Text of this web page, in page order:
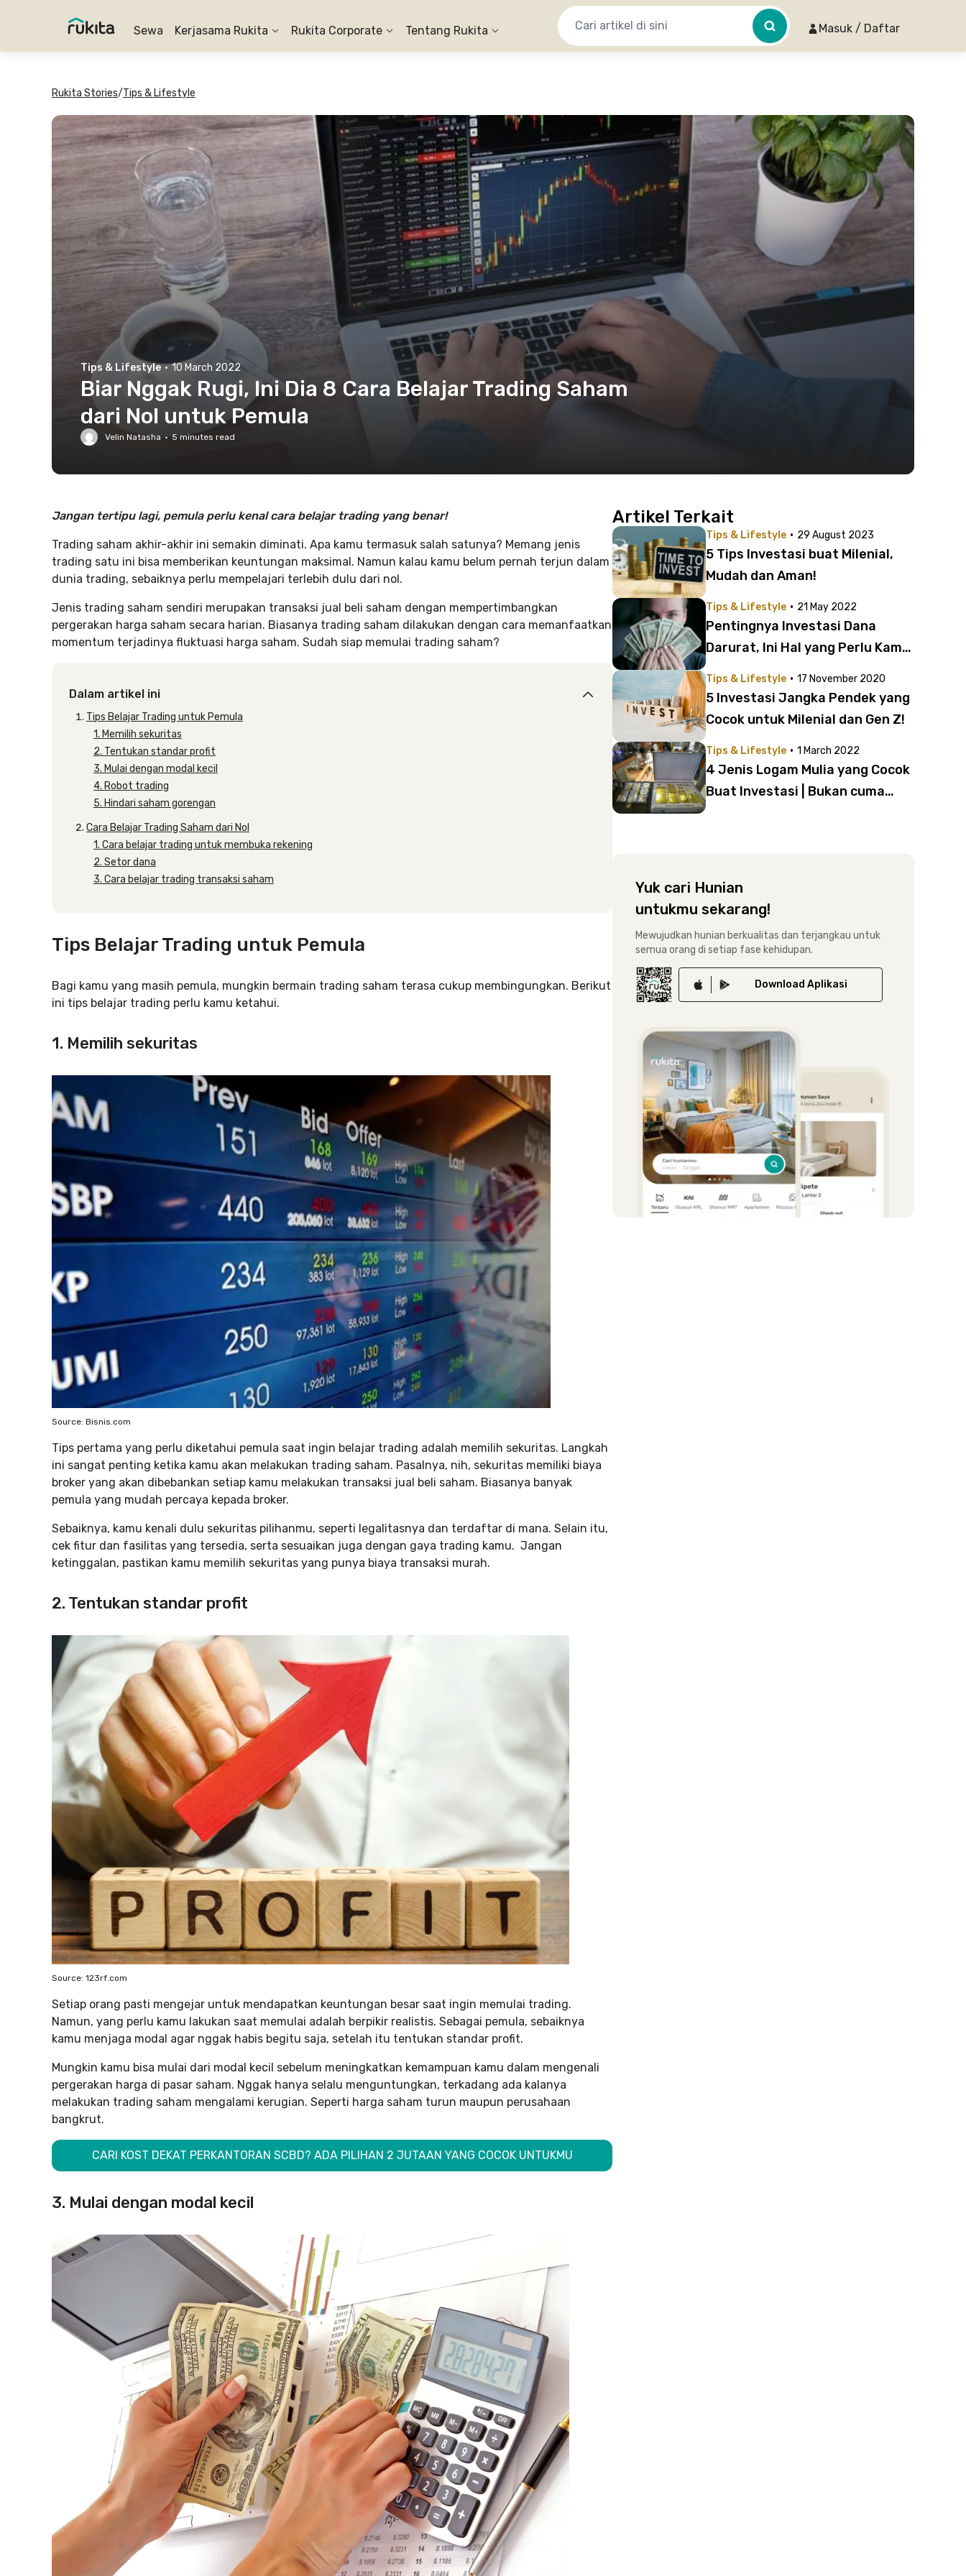
Sewa Kerjasama Rukita Rukita Corporate Tentang Rukita Masuk / Daftar
Rukita Stories/Tips & Lifestyle
Tips & Lifestyle · 10 March 2022
Biar Nggak Rugi, Ini Dia 8 Cara Belajar Trading Saham
dari Nol untuk Pemula
Velin Natasha · 5 minutes read
Jangan tertipu lagi, pemula perlu kenal cara belajar trading yang benar!
Trading saham akhir-akhir ini semakin diminati. Apa kamu termasuk salah satunya? Memang jenis
trading satu ini bisa memberikan keuntungan maksimal. Namun kalau kamu belum pernah terjun dalam
dunia trading, sebaiknya perlu mempelajari terlebih dulu dari nol.
Jenis trading saham sendiri merupakan transaksi jual beli saham dengan mempertimbangkan
pergerakan harga saham secara harian. Biasanya trading saham dilakukan dengan cara memanfaatkan
momentum terjadinya fluktuasi harga saham. Sudah siap memulai trading saham?
Dalam artikel ini
Tips Belajar Trading untuk Pemula
1. Memilih sekuritas
2. Tentukan standar profit
3. Mulai dengan modal kecil
4. Robot trading
5. Hindari saham gorengan
Cara Belajar Trading Saham dari Nol
1. Cara belajar trading untuk membuka rekening
2. Setor dana
3. Cara belajar trading transaksi saham
Tips Belajar Trading untuk Pemula
Bagi kamu yang masih pemula, mungkin bermain trading saham terasa cukup membingungkan. Berikut
ini tips belajar trading perlu kamu ketahui.
1. Memilih sekuritas
Source: Bisnis.com
Tips pertama yang perlu diketahui pemula saat ingin belajar trading adalah memilih sekuritas. Langkah
ini sangat penting ketika kamu akan melakukan trading saham. Pasalnya, nih, sekuritas memiliki biaya
broker yang akan dibebankan setiap kamu melakukan transaksi jual beli saham. Biasanya banyak
pemula yang mudah percaya kepada broker.
Sebaiknya, kamu kenali dulu sekuritas pilihanmu, seperti legalitasnya dan terdaftar di mana. Selain itu,
cek fitur dan fasilitas yang tersedia, serta sesuaikan juga dengan gaya trading kamu. Jangan
ketinggalan, pastikan kamu memilih sekuritas yang punya biaya transaksi murah.
2. Tentukan standar profit
Source: 123rf.com
Setiap orang pasti mengejar untuk mendapatkan keuntungan besar saat ingin memulai trading.
Namun, yang perlu kamu lakukan saat memulai adalah berpikir realistis. Sebagai pemula, sebaiknya
kamu menjaga modal agar nggak habis begitu saja, setelah itu tentukan standar profit.
Mungkin kamu bisa mulai dari modal kecil sebelum meningkatkan kemampuan kamu dalam mengenali
pergerakan harga di pasar saham. Nggak hanya selalu menguntungkan, terkadang ada kalanya
melakukan trading saham mengalami kerugian. Seperti harga saham turun maupun perusahaan
bangkrut.
CARI KOST DEKAT PERKANTORAN SCBD? ADA PILIHAN 2 JUTAAN YANG COCOK UNTUKMU
3. Mulai dengan modal kecil
Artikel Terkait
Tips & Lifestyle · 29 August 2023
5 Tips Investasi buat Milenial,
Mudah dan Aman!
Tips & Lifestyle · 21 May 2022
Pentingnya Investasi Dana
Darurat, Ini Hal yang Perlu Kamu
Tips & Lifestyle · 17 November 2020
5 Investasi Jangka Pendek yang
Cocok untuk Milenial dan Gen Z!
Tips & Lifestyle · 1 March 2022
4 Jenis Logam Mulia yang Cocok
Buat Investasi | Bukan cuma
Yuk cari Hunian
untukmu sekarang!
Mewujudkan hunian berkualitas dan terjangkau untuk
semua orang di setiap fase kehidupan.
Download Aplikasi